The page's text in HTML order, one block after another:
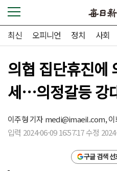
최신 오피니언 정치 사회
의협 집단휴진에
세…의정갈등 강
이주형 기자medi@imaeil.com,
입력 2024-06-09 16:57:17 수정
구글 검색